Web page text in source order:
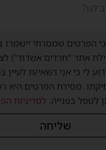
הפרטים שמסרתי יישמרו
אתר "חרדים אשדוד")
לי כי אני רשאי/ת
מסירת הפרטים היא
לטפל בפנייה. למדיניות
שליחה